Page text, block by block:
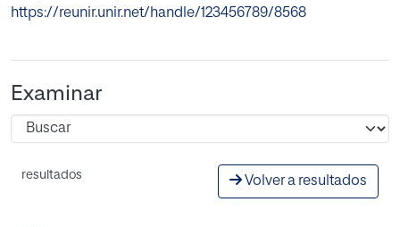
https://reunir.unir.net/handle/123456789/8568
Examinar
resultados Volver a resultados